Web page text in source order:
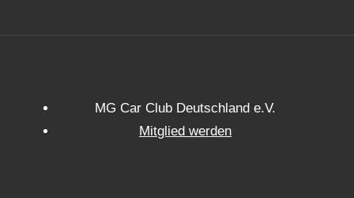
MG Car Club Deutschland e.V.
Mitglied werden